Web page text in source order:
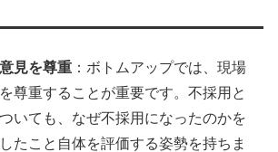
見を尊重 ：ボトムアップでは、現場
尊重することが重要です。不採用と
いても、なぜ不採用になったのかを
たこと自体を評価する姿勢を持ちま